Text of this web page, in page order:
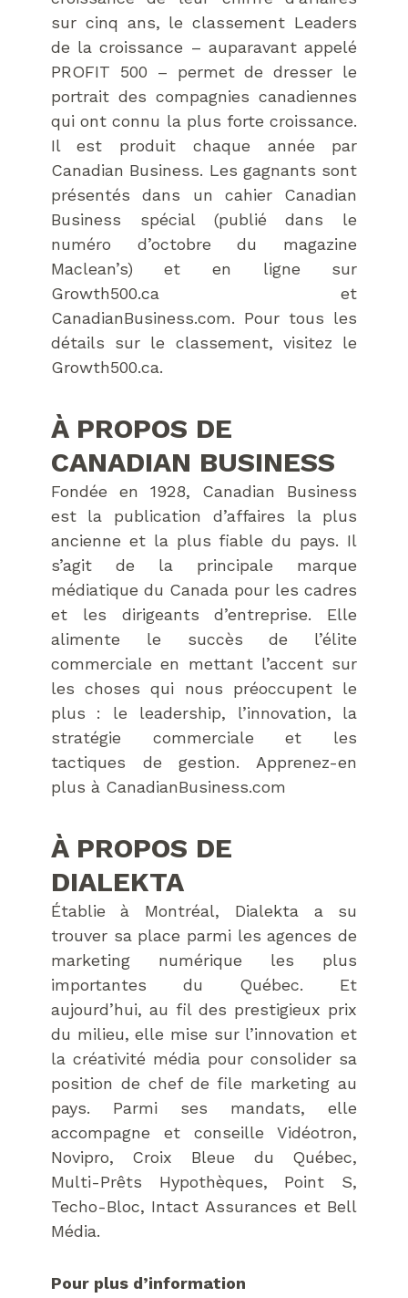
sur cinq ans, le classement Leaders
de la croissance – auparavant appelé
PROFIT 500 – permet de dresser le
portrait des compagnies canadiennes
qui ont connu la plus forte croissance.
Il est produit chaque année par
Canadian Business. Les gagnants sont
présentés dans un cahier Canadian
Business spécial (publié dans le
numéro d’octobre du magazine
Maclean’s) et en ligne sur
Growth500.ca et
CanadianBusiness.com. Pour tous les
détails sur le classement, visitez le
Growth500.ca.
À PROPOS DE
CANADIAN BUSINESS
Fondée en 1928, Canadian Business
est la publication d’affaires la plus
ancienne et la plus fiable du pays. Il
s’agit de la principale marque
médiatique du Canada pour les cadres
et les dirigeants d’entreprise. Elle
alimente le succès de l’élite
commerciale en mettant l’accent sur
les choses qui nous préoccupent le
plus : le leadership, l’innovation, la
stratégie commerciale et les
tactiques de gestion. Apprenez-en
plus à CanadianBusiness.com
À PROPOS DE
DIALEKTA
Établie à Montréal, Dialekta a su
trouver sa place parmi les agences de
marketing numérique les plus
importantes du Québec. Et
aujourd’hui, au fil des prestigieux prix
du milieu, elle mise sur l’innovation et
la créativité média pour consolider sa
position de chef de file marketing au
pays. Parmi ses mandats, elle
accompagne et conseille Vidéotron,
Novipro, Croix Bleue du Québec,
Multi-Prêts Hypothèques, Point S,
Techo-Bloc, Intact Assurances et Bell
Média.
Pour plus d’information